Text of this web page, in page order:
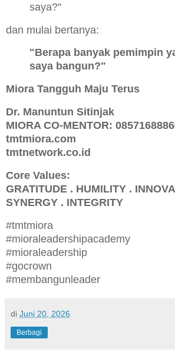
saya?"
dan mulai bertanya:
"Berapa banyak pemimpin
saya bangun?"
Miora Tangguh Maju Terus
Dr. Manuntun Sitinjak
MIORA CO-MENTOR:
tmtmiora.com
tmtnetwork.co.id
Core Values:
GRATITUDE . HUMILITY .
SYNERGY . INTEGRITY
#tmtmiora
#mioraleadershipacademy
#mioraleadership
#gocrown
#membangunleader
di Juni 20, 2026
Berbagi